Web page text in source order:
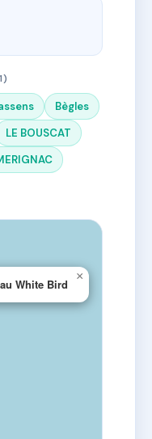
Bègles
LE BOUSCAT
White Bird
×